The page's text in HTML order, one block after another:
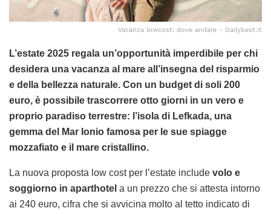
Vacanza lowcost: dove andare - Dailybest.it
L’estate 2025 regala un’opportunità imperdibile per chi
desidera una vacanza al mare all’insegna del risparmio
e della bellezza naturale. Con un budget di soli 200
euro, è possibile trascorrere otto giorni in un vero e
proprio paradiso terrestre: l’isola di Lefkada, una
gemma del Mar Ionio famosa per le sue spiagge
mozzafiato e il mare cristallino.
La nuova proposta low cost per l’estate include volo e
soggiorno in aparthotel a un prezzo che si attesta intorno
ai 240 euro, cifra che si avvicina molto al tetto indicato di